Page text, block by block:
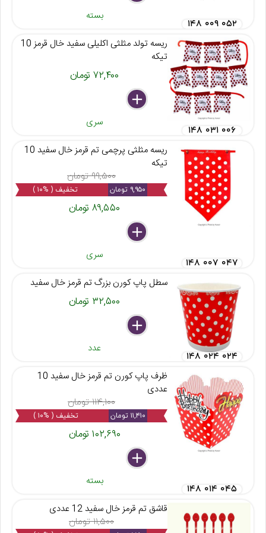
بسته
۱۴۸ ۰۰۹ ۰۵۲
ریسه تولد مثلثی اکلیلی سفید خال قرمز 10
تیکه
۷۲,۴۰۰ تومان
delete
remove
add
سری
۱۴۸ ۰۳۱ ۰۰۶
ریسه مثلثی پرچمی تم قرمز خال سفید 10
تیکه
۹۹,۵۰۰ تومان
۹,۹۵۰ تومان تخفیف ( %۱۰ )
۸۹,۵۵۰ تومان
delete
remove
add
سری
۱۴۸ ۰۰۷ ۰۴۷
سطل پاپ کورن بزرگ تم قرمز خال سفید
۳۲,۵۰۰ تومان
delete
remove
add
عدد
۱۴۸ ۰۲۴ ۰۲۴
ظرف پاپ کورن تم قرمز خال سفید 10
عددی
۱۱۴,۱۰۰ تومان
۱۱,۴۱۰ تومان تخفیف ( %۱۰ )
۱۰۲,۶۹۰ تومان
delete
remove
add
بسته
۱۴۸ ۰۱۴ ۰۴۵
قاشق تم قرمز خال سفید 12 عددی
۱۱,۵۰۰ تومان